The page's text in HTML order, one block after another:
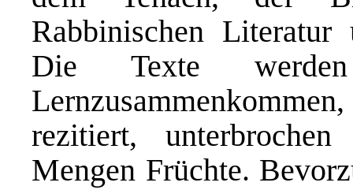
Rabbinischen Literatur
Die Texte
rezitiert,
Mengen Früchte.